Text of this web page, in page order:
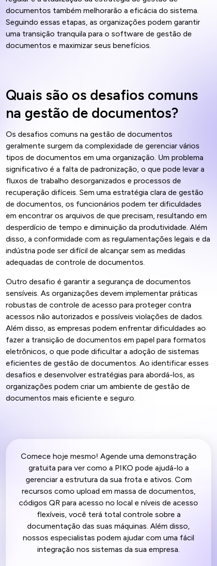
documentos também melhorarão a eficácia do sistema.
Seguindo essas etapas, as organizações podem garantir
uma transição tranquila para o software de gestão de
documentos e maximizar seus benefícios.
Quais são os desafios comuns
na gestão de documentos?
Os desafios comuns na gestão de documentos
geralmente surgem da complexidade de gerenciar vários
tipos de documentos em uma organização. Um problema
significativo é a falta de padronização, o que pode levar a
fluxos de trabalho desorganizados e processos de
recuperação difíceis. Sem uma estratégia clara de gestão
de documentos, os funcionários podem ter dificuldades
em encontrar os arquivos de que precisam, resultando em
desperdício de tempo e diminuição da produtividade. Além
disso, a conformidade com as regulamentações legais e da
indústria pode ser difícil de alcançar sem as medidas
adequadas de controle de documentos.
Outro desafio é garantir a segurança de documentos
sensíveis. As organizações devem implementar práticas
robustas de controle de acesso para proteger contra
acessos não autorizados e possíveis violações de dados.
Além disso, as empresas podem enfrentar dificuldades ao
fazer a transição de documentos em papel para formatos
eletrônicos, o que pode dificultar a adoção de sistemas
eficientes de gestão de documentos. Ao identificar esses
desafios e desenvolver estratégias para abordá-los, as
organizações podem criar um ambiente de gestão de
documentos mais eficiente e seguro.
Comece hoje mesmo! Agende uma demonstração
gratuita para ver como a PIKO pode ajudá-lo a
gerenciar a estrutura da sua frota e ativos. Com
recursos como upload em massa de documentos,
códigos QR para acesso no local e níveis de acesso
flexíveis, você terá total controle sobre a
documentação das suas máquinas. Além disso,
nossos especialistas podem ajudar com uma fácil
integração nos sistemas da sua empresa.